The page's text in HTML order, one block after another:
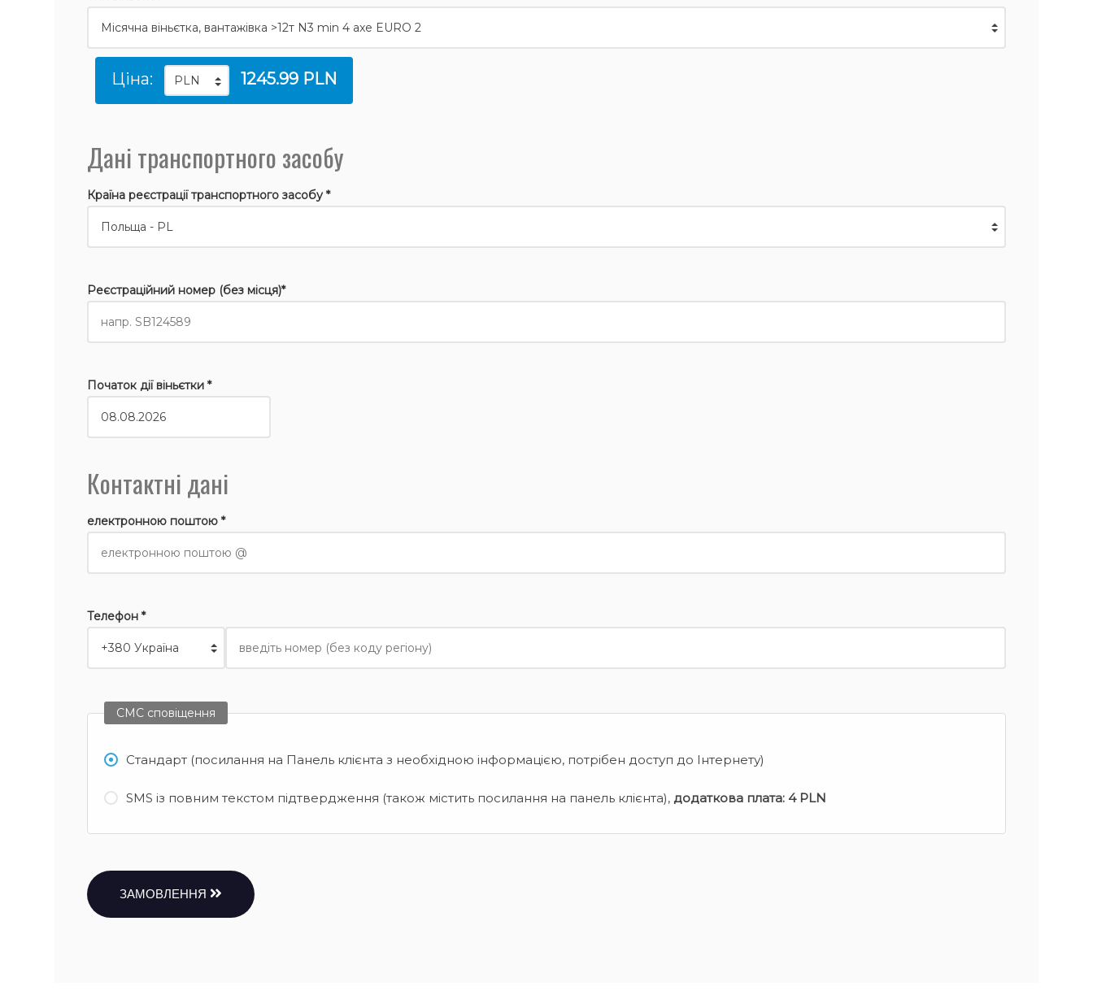
Ціна: 1245.99 PLN
Дані транспортного засобу
Країна реєстрації транспортного засобу *
Реєстраційний номер (без місця)*
Початок дії віньєтки *
Контактні дані
електронною поштою *
Телефон *
СМС сповіщення
Стандарт (посилання на Панель клієнта з необхідною інформацією, потрібен доступ до Інтернету)
SMS із повним текстом підтвердження (також містить посилання на панель клієнта),додаткова плата: 4 PLN
ЗАМОВЛЕННЯ